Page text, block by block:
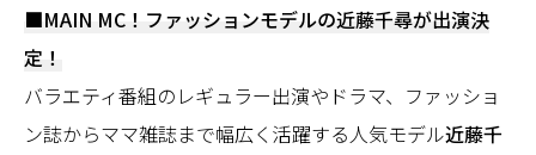
■MAIN MC！ファッションモデルの近藤千尋が出演決
定！
バラエティ番組のレギュラー出演やドラマ、ファッショ
ン誌からママ雑誌まで幅広く活躍する人気モデル近藤千